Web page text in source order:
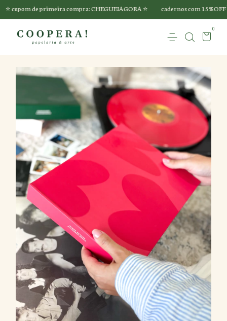
cupom de primeira compra: CHEGUEIAGORA ⭐️ cadernos com 15%OFF 🏷️
0